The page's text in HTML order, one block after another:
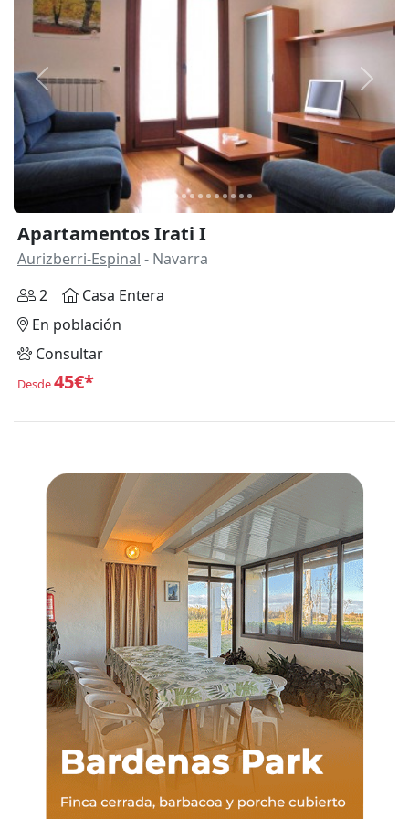
Anterior
Apartamentos Irati I
Aurizberri-Espinal - Navarra
2
Casa Entera
En población
Consultar
Desde45€*